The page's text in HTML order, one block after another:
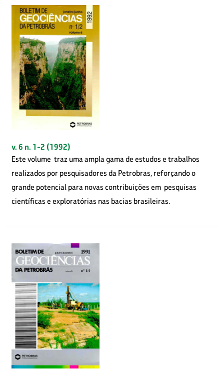
v. 6 n. 1-2 (1992)
Este volume traz uma ampla gama de estudos e trabalhos
realizados por pesquisadores da Petrobras, reforçando o
grande potencial para novas contribuições em pesquisas
científicas e exploratórias nas bacias brasileiras.